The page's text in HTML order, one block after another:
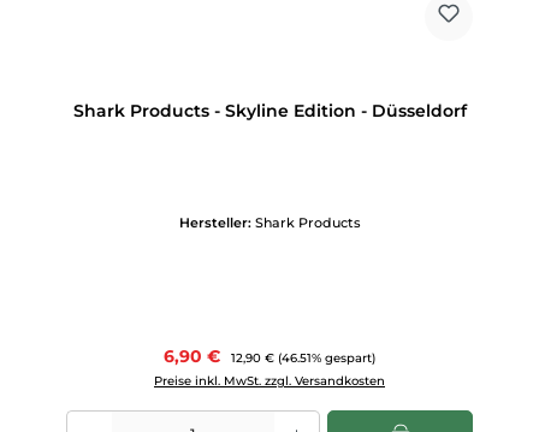
Shark Products - Skyline Edition - Düsseldorf
Hersteller: Shark Products
Verkaufspreis:
6,90 € Regulärer Preis:
12,90 € (46.51% gespart)
Preise inkl. MwSt. zzgl. Versandkosten
Produkt Anzahl: Gib den gewünschten Wert ein oder benutze die